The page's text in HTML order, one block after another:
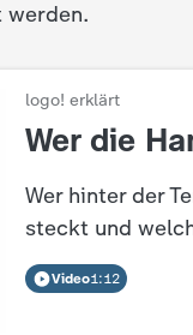
werden.
logo! erklärt
:
Wer die
Wer hinter der
steckt und
Video1:12